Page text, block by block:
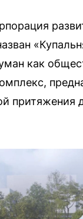
как
притяжения